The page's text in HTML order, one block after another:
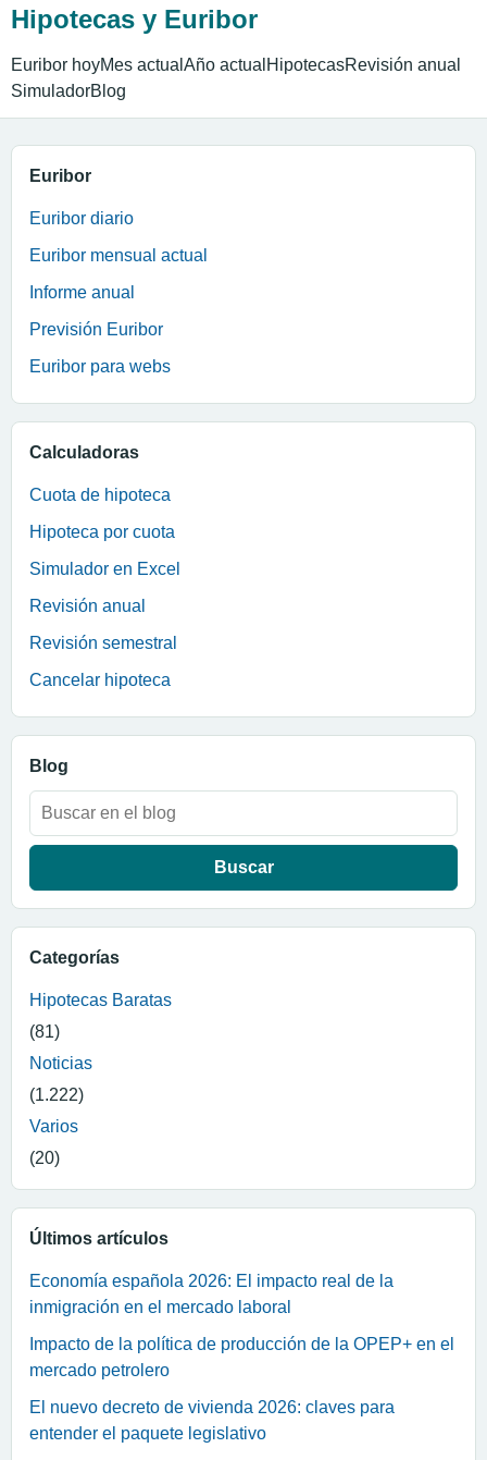
Hipotecas y Euribor
Euribor hoyMes actual Año actual HipotecasRevisión anual
SimuladorBlog
Euribor
Euribor diario
Euribor mensual actual
Informe anual
Previsión Euribor
Euribor para webs
Calculadoras
Cuota de hipoteca
Hipoteca por cuota
Simulador en Excel
Revisión anual
Revisión semestral
Cancelar hipoteca
Blog
Buscar:
Categorías
Hipotecas Baratas
(81)
Noticias
(1.222)
Varios
(20)
Últimos artículos
Economía española 2026: El impacto real de la
inmigración en el mercado laboral
Impacto de la política de producción de la OPEP+ en el
mercado petrolero
El nuevo decreto de vivienda 2026: claves para
entender el paquete legislativo